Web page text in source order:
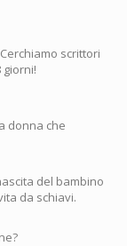
scrittori
donna che
del bambino
da schiavi.